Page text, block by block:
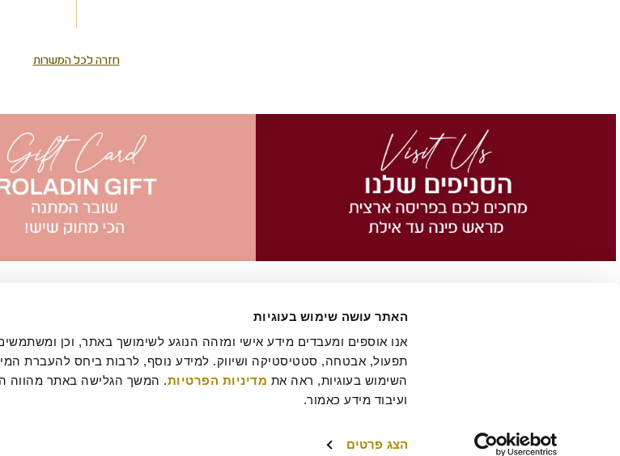
האתר עושה שימוש בעוגיות
השימוש בעוגיות, ראה את מדיניות הפרטיות
ועיבוד מידע כאמור.
הצג פרטים
חזרה לכל המשרות
הצהרת נגישות מדיניות פרטיות ביטול עסקה מדיניות ביטולים וסדנאות שאלות ותשובות
דרושים
תקנון מדיניות מצלמות אבטחה